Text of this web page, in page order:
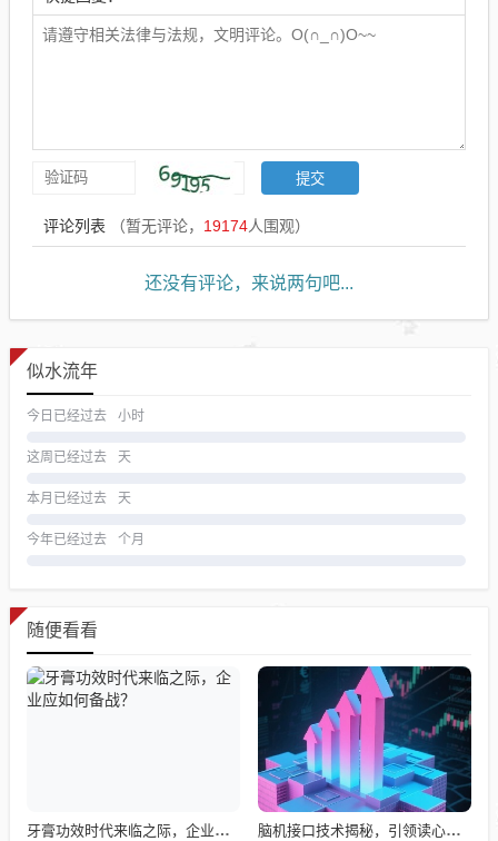
评论列表 （暂无评论， 19174人围观）
还没有评论，来说两句吧...
似水流年
今日已经过去 小时
这周已经过去 天
本月已经过去 天
今年已经过去 个月
随便看看
牙膏功效时代来临之际，企业应如何备战？ 脑机接口技术揭秘，引领读心术革命的领跑者大盘点